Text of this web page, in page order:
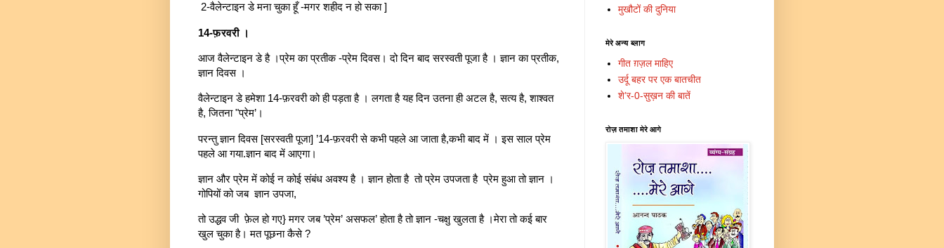
2-वैलेन्टाइन डे मना चुका हूँ -मगर शहीद न हो सका ]
14-फ़रवरी ।
आज वैलेन्टाइन डे है ।प्रेम का प्रतीक -प्रेम दिवस। दो दिन बाद सरस्वती पूजा है । ज्ञान का प्रतीक,
ज्ञान दिवस ।
वैलेन्टाइन डे हमेशा 14-फ़रवरी को ही पड़ता है । लगता है यह दिन उतना ही अटल है, सत्य है, शाश्वत
है, जितना "प्रेम’।
परन्तु ज्ञान दिवस [सरस्वती पूजा] ’14-फ़रवरी से कभी पहले आ जाता है,कभी बाद में । इस साल प्रेम
पहले आ गया.ज्ञान बाद में आएगा।
ज्ञान और प्रेम में कोई न कोई संबंध अवश्य है । ज्ञान होता है तो प्रेम उपजता है प्रेम हुआ तो ज्ञान ।
गोपियों को जब ज्ञान उपजा,
तो उद्धव जी फ़ेल हो गए} मगर जब ’प्रेम’ असफल’ होता है तो ज्ञान -चक्षु खुलता है ।मेरा तो कई बार
खुल चुका है। मत पूछना कैसे ?
मुखौटों की दुनिया
मेरे अन्य ब्लाग
गीत ग़ज़ल माहिए
उर्दू बहर पर एक बातचीत
शे’र-0-सुख़न की बातें
रोज़ तमाशा मेरे आगे